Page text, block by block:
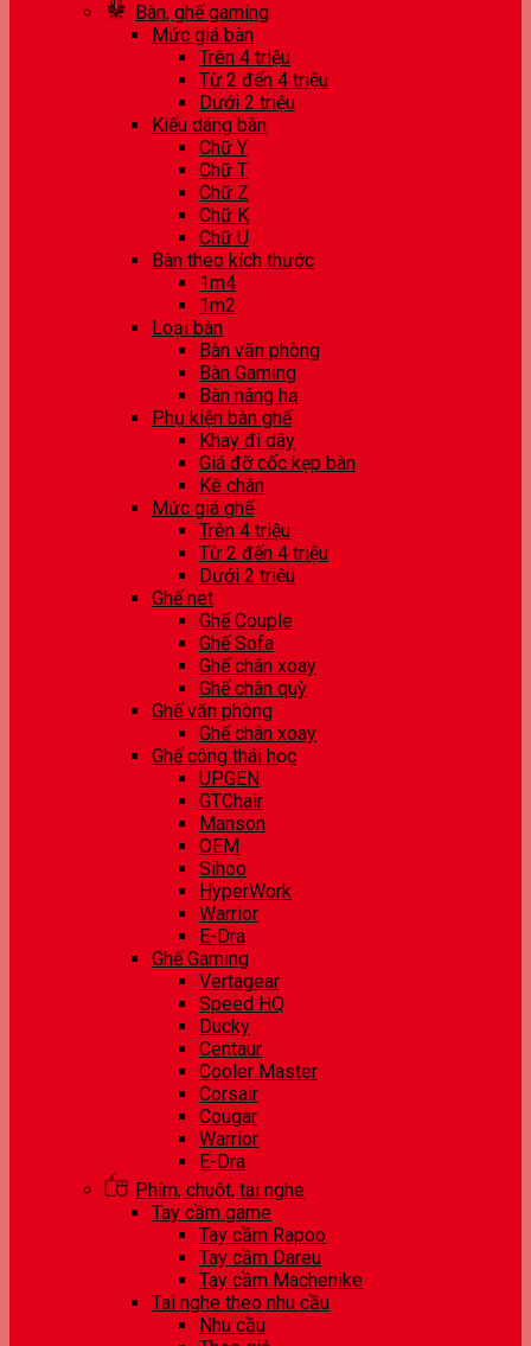
Bàn, ghế gaming
Mức giá bàn
Trên 4 triệu
Từ 2 đến 4 triệu
Dưới 2 triệu
Kiểu dáng bàn
Chữ Y
Chữ T
Chữ Z
Chữ K
Chữ U
Bàn theo kích thước
1m4
1m2
Loại bàn
Bàn văn phòng
Bàn Gaming
Bàn nâng hạ
Phụ kiện bàn ghế
Khay đi dây
Giá đỡ cốc kẹp bàn
Kê chân
Mức giá ghế
Trên 4 triệu
Từ 2 đến 4 triệu
Dưới 2 triệu
Ghế net
Ghế Couple
Ghế Sofa
Ghế chân xoay
Ghế chân quỳ
Ghế văn phòng
Ghế chân xoay
Ghế công thái học
UPGEN
GTChair
Manson
OEM
Sihoo
HyperWork
Warrior
E-Dra
Ghế Gaming
Vertagear
Speed HQ
Ducky
Centaur
Cooler Master
Corsair
Cougar
Warrior
E-Dra
Phím, chuột, tai nghe
Tay cầm game
Tay cầm Rapoo
Tay cầm Dareu
Tay cầm Machenike
Tai nghe theo nhu cầu
Nhu cầu